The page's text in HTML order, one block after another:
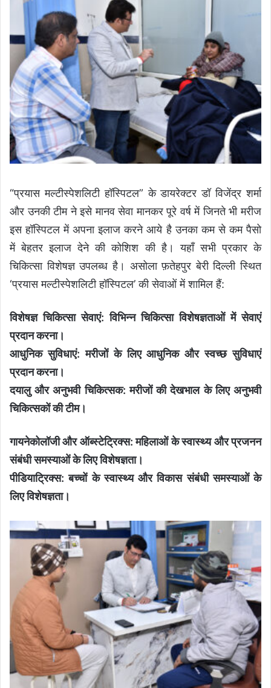
“प्रयास मल्टीस्पेशलिटी हॉस्पिटल” के डायरेक्टर डॉ विजेंद्र शर्मा
और उनकी टीम ने इसे मानव सेवा मानकर पूरे वर्ष में जिनते भी मरीज
इस हॉस्पिटल में अपना इलाज करने आये है उनका कम से कम पैसो
में बेहतर इलाज देने की कोशिश की है। यहाँ सभी प्रकार के
चिकित्सा विशेषज्ञ उपलब्ध है। असोला फ़तेहपुर बेरी दिल्ली स्थित
‘प्रयास मल्टीस्पेशलिटी हॉस्पिटल’ की सेवाओं में शामिल हैं:
विशेषज्ञ चिकित्सा सेवाएं: विभिन्न चिकित्सा विशेषज्ञताओं में सेवाएं
प्रदान करना।
आधुनिक सुविधाएं: मरीजों के लिए आधुनिक और स्वच्छ सुविधाएं
प्रदान करना।
दयालु और अनुभवी चिकित्सक: मरीजों की देखभाल के लिए अनुभवी
चिकित्सकों की टीम।
गायनेकोलॉजी और ऑब्स्टेट्रिक्स: महिलाओं के स्वास्थ्य और प्रजनन
संबंधी समस्याओं के लिए विशेषज्ञता।
पीडियाट्रिक्स: बच्चों के स्वास्थ्य और विकास संबंधी समस्याओं के
लिए विशेषज्ञता।